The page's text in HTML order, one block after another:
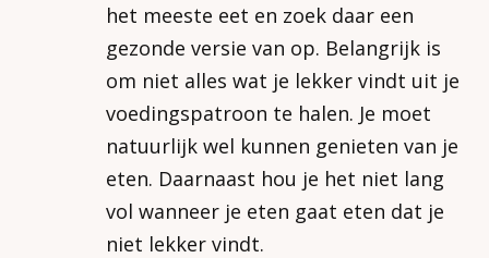
het meeste eet en zoek daar een
gezonde versie van op. Belangrijk is
om niet alles wat je lekker vindt uit je
voedingspatroon te halen. Je moet
natuurlijk wel kunnen genieten van je
eten. Daarnaast hou je het niet lang
vol wanneer je eten gaat eten dat je
niet lekker vindt.